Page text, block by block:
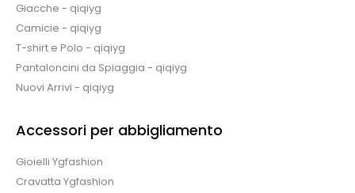
Giacche - qiqiyg
Camicie - qiqiyg
T-shirt e Polo - qiqiyg
Pantaloncini da Spiaggia - qiqiyg
Nuovi Arrivi - qiqiyg
Accessori per abbigliamento
Gioielli Ygfashion
Cravatta Ygfashion